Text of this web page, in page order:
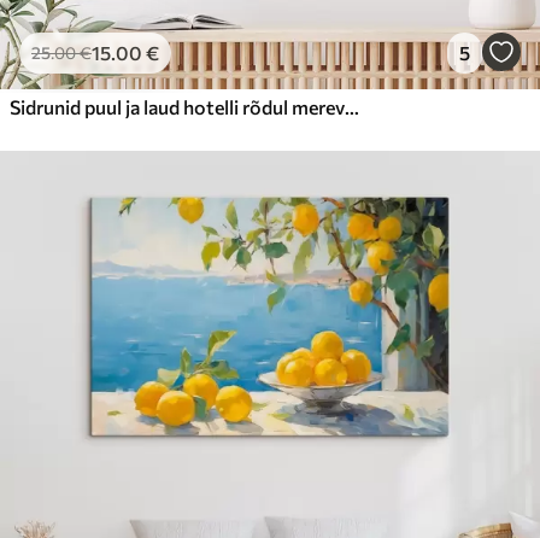
25.00€15.00 € 5
Sidrunid puul ja laud hotelli rõdul merevaatega õlimaali imitatsiooniga